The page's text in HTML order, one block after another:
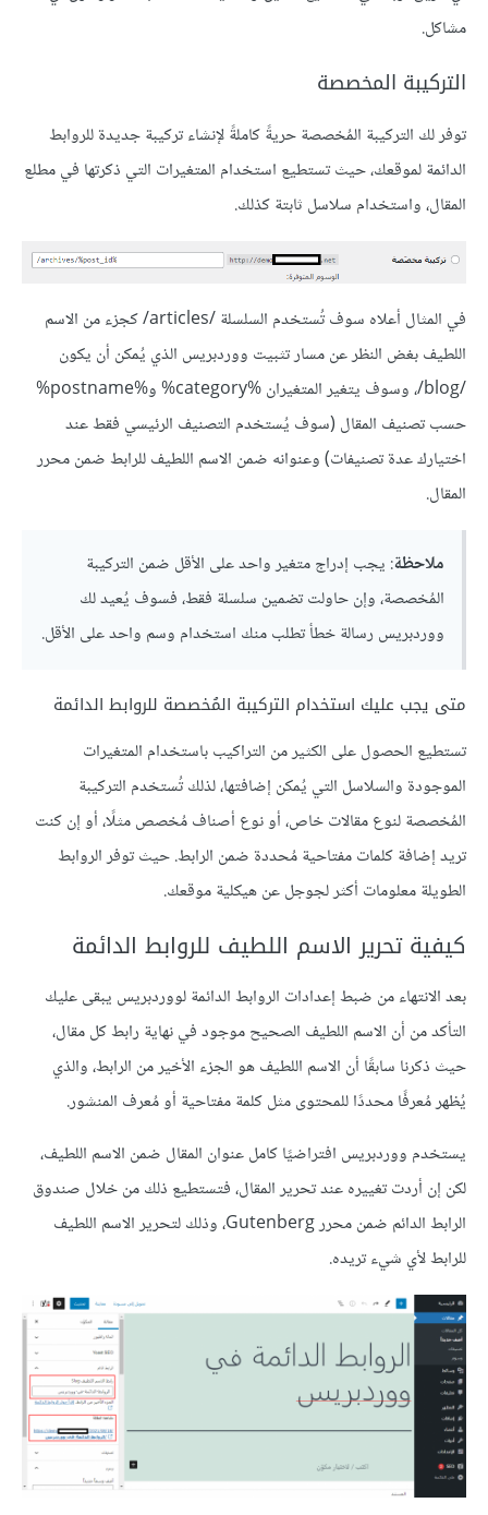
مشاكل.
التركيبة المخصصة
توفر لك التركيبة المُخصصة حريةً كاملةً لإنشاء تركيبة جديدة للروابط
الدائمة لموقعك، حيث تستطيع استخدام المتغيرات التي ذكرتها في مطلع
المقال، واستخدام سلاسل ثابتة كذلك.
في المثال أعلاه سوف تُستخدم السلسلة /articles/ كجزء من الاسم
اللطيف بغض النظر عن مسار تثبيت ووردبريس الذي يُمكن أن يكون
/blog/، وسوف يتغير المتغيران %category% و%postname%
حسب تصنيف المقال (سوف يُستخدم التصنيف الرئيسي فقط عند
اختيارك عدة تصنيفات) وعنوانه ضمن الاسم اللطيف للرابط ضمن محرر
المقال.
ملاحظة: يجب إدراج متغير واحد على الأقل ضمن التركيبة
المُخصصة، وإن حاولت تضمين سلسلة فقط، فسوف يُعيد لك
ووردبريس رسالة خطأ تطلب منك استخدام وسم واحد على الأقل.
متى يجب عليك استخدام التركيبة المُخصصة للروابط الدائمة
تستطيع الحصول على الكثير من التراكيب باستخدام المتغيرات
الموجودة والسلاسل التي يُمكن إضافتها، لذلك تُستخدم التركيبة
المُخصصة لنوع مقالات خاص، أو نوع أصناف مُخصص مثلًا، أو إن كنت
تريد إضافة كلمات مفتاحية مُحددة ضمن الرابط. حيث توفر الروابط
الطويلة معلومات أكثر لجوجل عن هيكلية موقعك.
كيفية تحرير الاسم اللطيف للروابط الدائمة
بعد الانتهاء من ضبط إعدادات الروابط الدائمة لووردبريس يبقى عليك
التأكد من أن الاسم اللطيف الصحيح موجود في نهاية رابط كل مقال،
حيث ذكرنا سابقًا أن الاسم اللطيف هو الجزء الأخير من الرابط، والذي
يُظهر مُعرفًا محددًا للمحتوى مثل كلمة مفتاحية أو مُعرف المنشور.
يستخدم ووردبريس افتراضيًا كامل عنوان المقال ضمن الاسم اللطيف،
لكن إن أردت تغييره عند تحرير المقال، فتستطيع ذلك من خلال صندوق
الرابط الدائم ضمن محرر Gutenberg، وذلك لتحرير الاسم اللطيف
للرابط لأي شيء تريده.